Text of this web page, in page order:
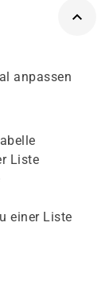
anpassen
Liste
einer Liste